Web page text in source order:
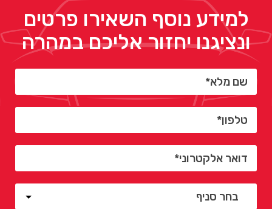
למידע נוסף השאירו פרטים
ונציגנו יחזור אליכם במהרה